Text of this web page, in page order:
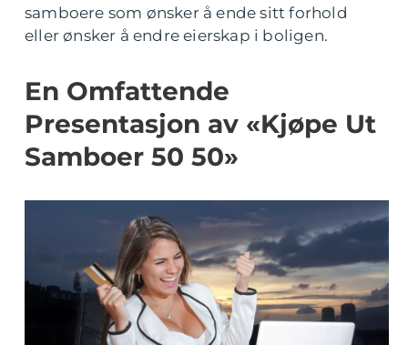
samboere som ønsker å ende sitt forhold
eller ønsker å endre eierskap i boligen.
En Omfattende
Presentasjon av «Kjøpe Ut
Samboer 50 50»